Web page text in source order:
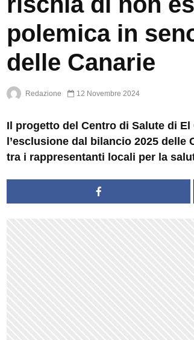
polemica in
delle Canarie
Redazione 12 Novembre 2024
Il progetto del Centro di Salute di
l’esclusione dal bilancio 2025
tra i rappresentanti locali per la